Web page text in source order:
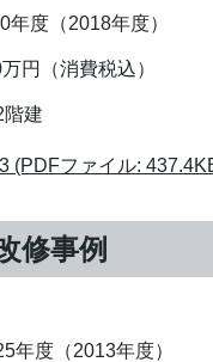
度（2018年度）
円（消費税込）
建
(PDFファイル:
修事例
度（2013年度）